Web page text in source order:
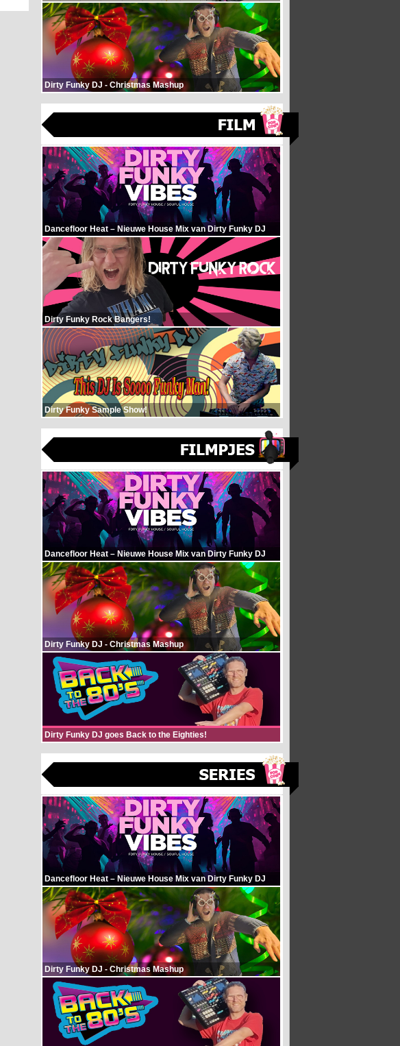
Dirty Funky DJ - Christmas Mashup
Dancefloor Heat – Nieuwe House Mix van Dirty Funky DJ
Dirty Funky Rock Bangers!
Dirty Funky Sample Show!
Dancefloor Heat – Nieuwe House Mix van Dirty Funky DJ
Dirty Funky DJ - Christmas Mashup
Dirty Funky DJ goes Back to the Eighties!
Dancefloor Heat – Nieuwe House Mix van Dirty Funky DJ
Dirty Funky DJ - Christmas Mashup